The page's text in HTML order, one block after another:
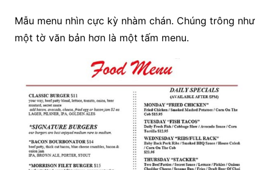
Mẫu menu nhìn cực kỳ nhàm chán. Chúng trông như
một tờ văn bản hơn là một tấm menu.